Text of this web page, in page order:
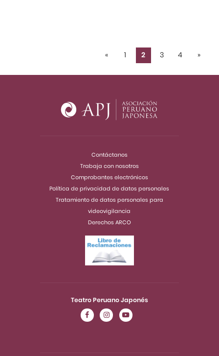
« 1 2 3 4 »
Teatro Peruano Japonés
Contáctanos
Trabaja con nosotros
Comprobantes electrónicos
Política de privacidad de datos personales
Tratamiento de datos personales para
videovigilancia
Derechos ARCO